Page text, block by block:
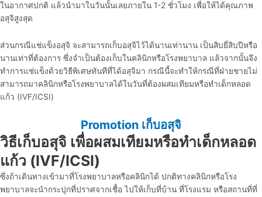
ในอากาศปกติ แล้วนำมาในวันนั้นเลยภายใน 1-2 ชั่วโมง เพื่อให้ได้คุณภาพ
อสุจิสูงสุด
ส่วนกรณีแช่แข็งอสุจิ จะสามารถเก็บอสุจิไว้ได้นานเท่านาน เป็นสิบยี่สิบปีหรือ
นานเท่าที่ต้องการ ซึ่งจำเป็นต้องเก็บในคลินิกหรือโรงพยาบาล แล้วจากนั้นจึง
ทำการแช่แข็งด้วยวิธีพิเศษทันทีที่ได้อสุจิมา กรณีนี้จะทำให้กรณีที่ฝ่ายชายไม่
สามารถมาคลินิกหรือโรงพยาบาลได้ในวันที่ต้องผสมเทียมหรือทำเด็กหลอด
แก้ว (IVF/ICSI)
Promotion เก็บอสุจิ
วิธีเก็บอสุจิ เพื่อผสมเทียมหรือทำเด็กหลอด
แก้ว (IVF/ICSI)
ซึ่งถ้าเดินทางเข้ามาที่โรงพยาบาลหรือคลินิกได้ ปกติทางคลินิกหรือโรง
พยาบาลจะนำกระปุกที่ปราศจากเชื้อ ไปให้เก็บที่บ้าน ที่โรงแรม หรือสถานที่ที่